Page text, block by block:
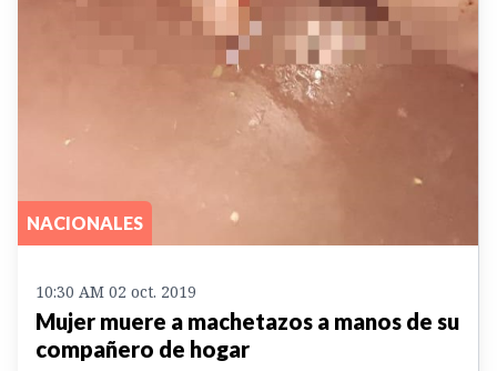
NACIONALES
10:30 AM 02 oct. 2019
Mujer muere a machetazos a manos de su
compañero de hogar